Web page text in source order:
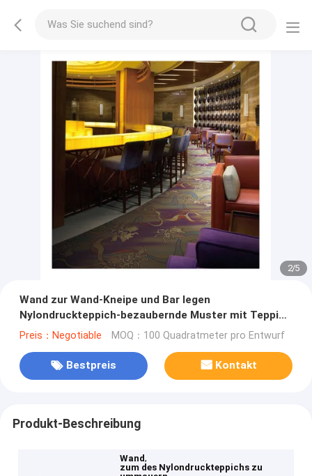
2/5
Wand zur Wand-Kneipe und Bar legen
Nylondruckteppich-bezaubernde Muster mit Teppich
aus
Preis：Negotiable MOQ：100 Quadratmeter pro Entwurf
Bestpreis Kontakt
Produkt-Beschreibung
Wand,
zum des Nylondruckteppichs zu